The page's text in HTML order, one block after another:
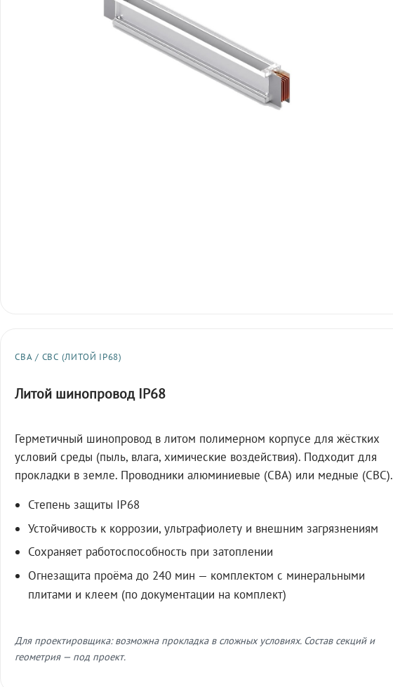
СВА / СВС (ЛИТОЙ IP68)
Литой шинопровод IP68
Герметичный шинопровод в литом полимерном корпусе для жёстких
условий среды (пыль, влага, химические воздействия). Подходит для
прокладки в земле. Проводники алюминиевые (СВА) или медные (СВС).
Степень защиты IP68
Устойчивость к коррозии, ультрафиолету и внешним загрязнениям
Сохраняет работоспособность при затоплении
Огнезащита проёма до 240 мин — комплектом с минеральными
плитами и клеем (по документации на комплект)
Для проектировщика: возможна прокладка в сложных условиях. Состав секций и
геометрия — под проект.